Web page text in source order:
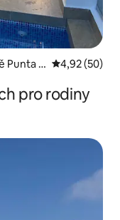
Punta H Průměrné
4,92 (50)
pro rodiny